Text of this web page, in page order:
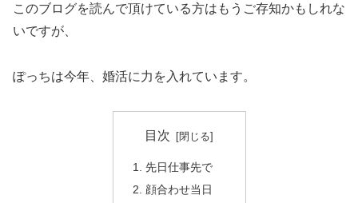
このブログを読んで頂けている方はもうご存知かもしれな
いですが、
ぽっちは今年、婚活に力を入れています。
目次
先日仕事先で
顔合わせ当日